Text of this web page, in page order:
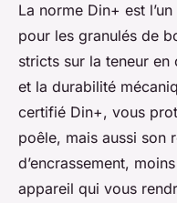
La norme Din+ est
pour les granulés de
stricts sur la teneur
et la durabilité
certifié Din+, vous
poêle, mais aussi son
d’encrassement,
appareil qui vous